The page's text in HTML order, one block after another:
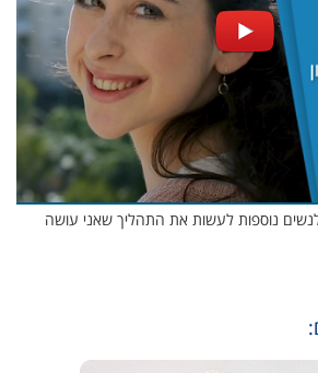
נוספות לעשות את התהליך שאני עושה